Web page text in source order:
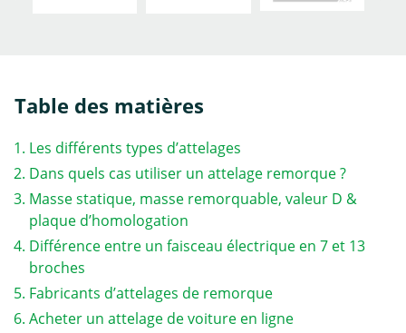
Table des matières
Les différents types d’attelages
Dans quels cas utiliser un attelage remorque ?
Masse statique, masse remorquable, valeur D &
plaque d’homologation
Différence entre un faisceau électrique en 7 et 13
broches
Fabricants d’attelages de remorque
Acheter un attelage de voiture en ligne